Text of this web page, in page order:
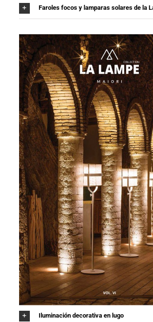
Faroles focos y lamparas solares de la
Iluminación decorativa en lugo